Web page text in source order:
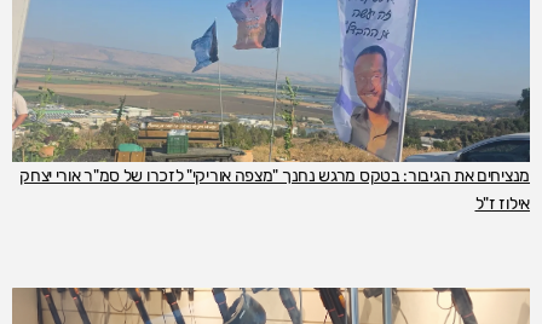
מנציחים את הגיבור: בטקס מרגש נחנך "מצפה אוריקי" לזכרו של סמ"ר אורי יצחק
אילוז ז"ל